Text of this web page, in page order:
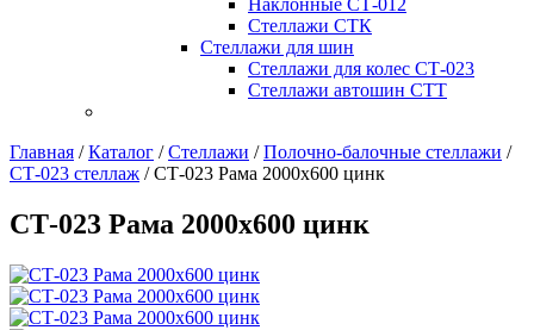
Наклонные СТ-012
Стеллажи СТК
Стеллажи для шин
Стеллажи для колес СТ-023
Стеллажи автошин СТТ
Главная /Каталог /Стеллажи /Полочно-балочные стеллажи /
СТ-023 стеллаж /СТ-023 Рама 2000х600 цинк
СТ-023 Рама 2000х600 цинк